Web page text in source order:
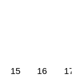
15 16 17